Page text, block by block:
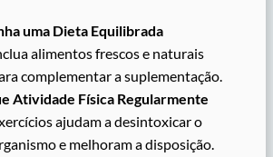
uma Dieta Equilibrada
alimentos frescos e naturais
complementar a suplementação.
Atividade Física Regularmente
ajudam a desintoxicar o
e melhoram a disposição.